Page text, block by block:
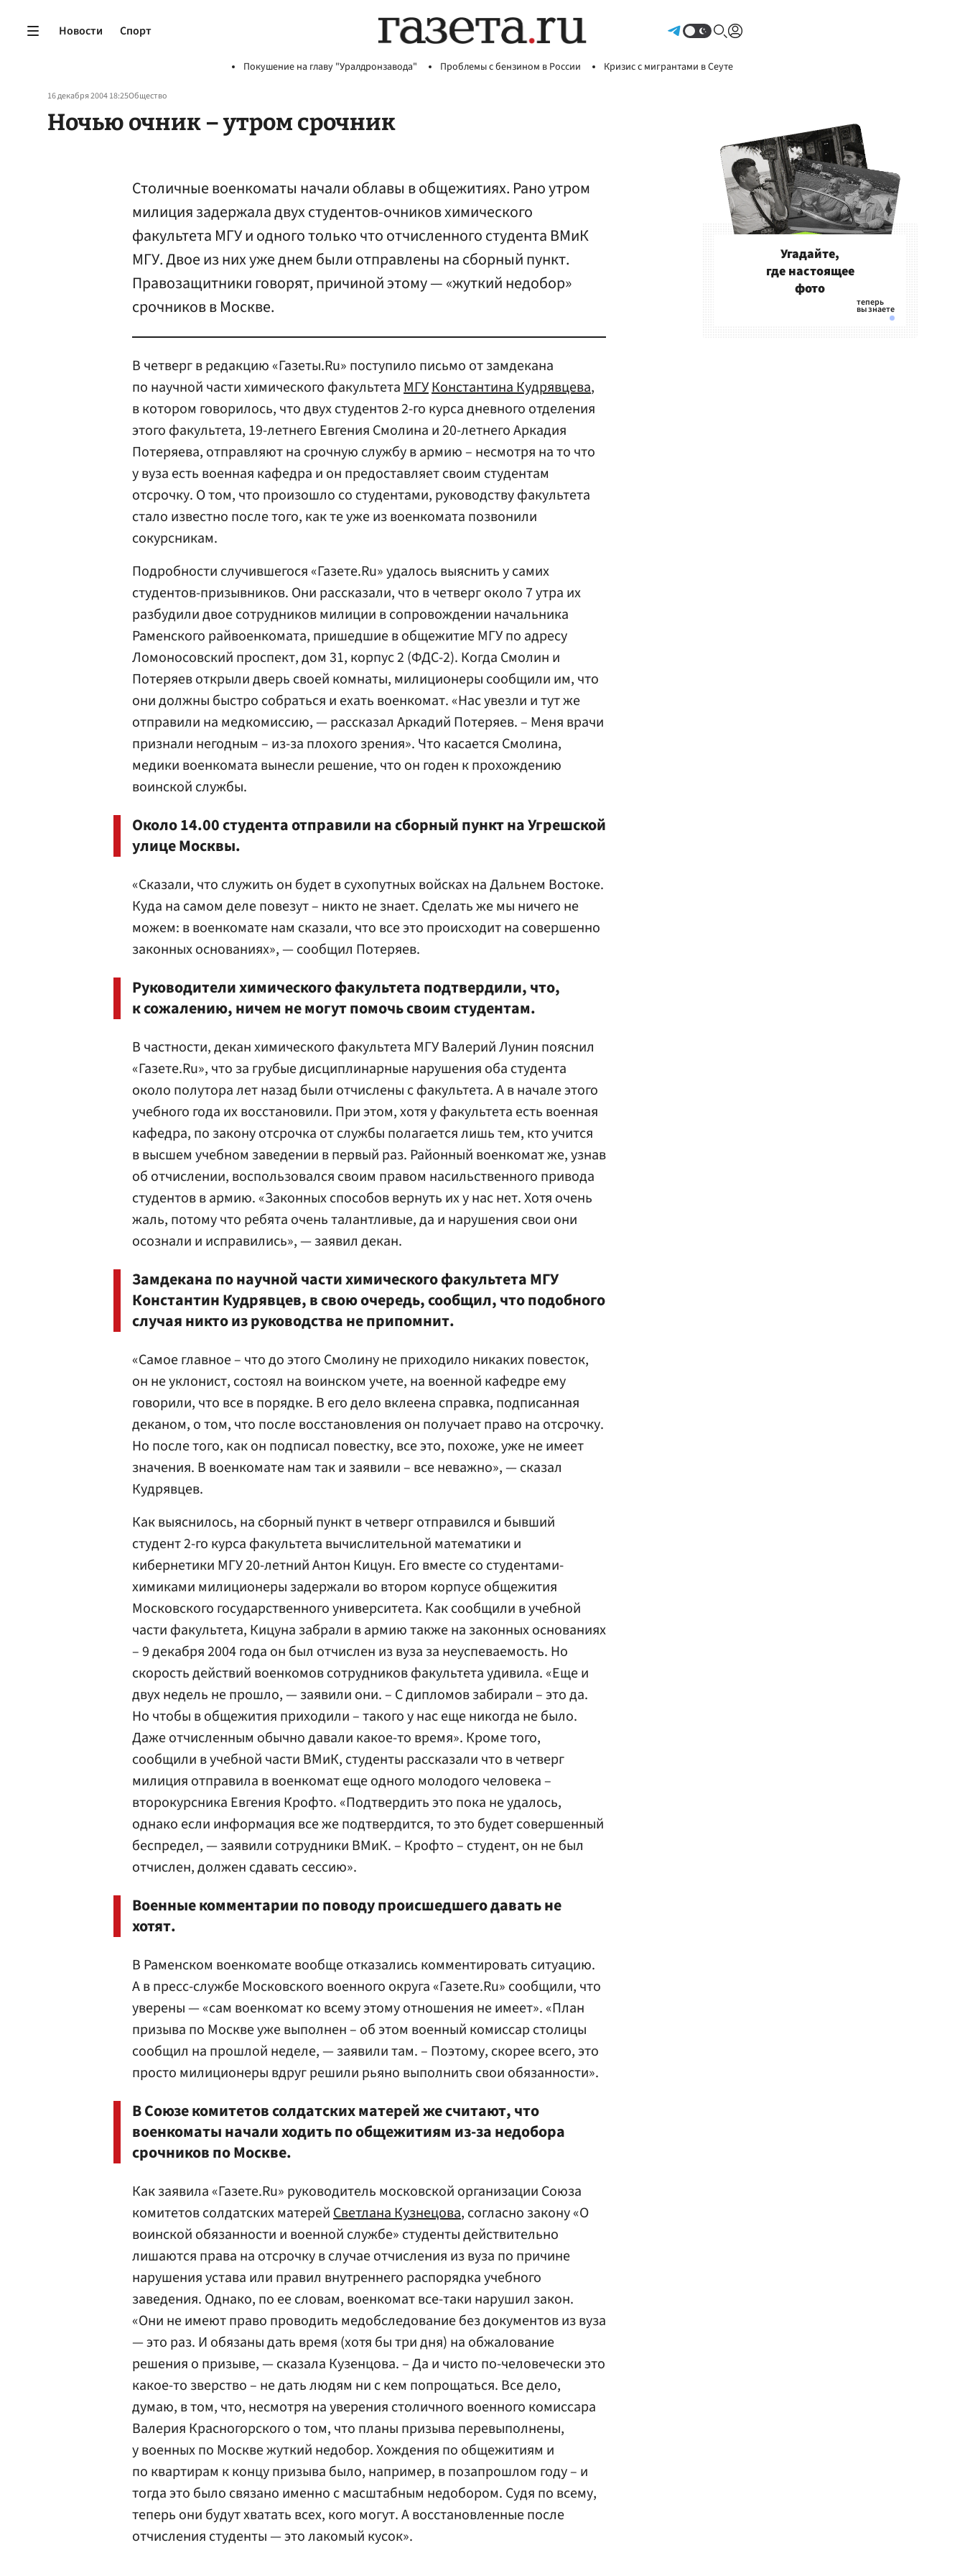
Новости Спорт
Покушение на главу "Уралдронзавода" Проблемы с бензином в России Кризис с мигрантами в Сеуте
16 декабря 2004 18:25Общество
Ночью очник – утром срочник
Столичные военкоматы начали облавы в общежитиях. Рано утром
милиция задержала двух студентов-очников химического
факультета МГУ и одного только что отчисленного студента ВМиК
МГУ. Двое из них уже днем были отправлены на сборный пункт.
Правозащитники говорят, причиной этому — «жуткий недобор»
срочников в Москве.
В четверг в редакцию «Газеты.Ru» поступило письмо от замдекана
по научной части химического факультетаМГУКонстантина Кудрявцева,
в котором говорилось, что двух студентов 2-го курса дневного отделения
этого факультета, 19-летнего Евгения Смолина и 20-летнего Аркадия
Потеряева, отправляют на срочную службу в армию – несмотря на то что
у вуза есть военная кафедра и он предоставляет своим студентам
отсрочку. О том, что произошло со студентами, руководству факультета
стало известно после того, как те уже из военкомата позвонили
сокурсникам.
Подробности случившегося «Газете.Ru» удалось выяснить у самих
студентов-призывников. Они рассказали, что в четверг около 7 утра их
разбудили двое сотрудников милиции в сопровождении начальника
Раменского райвоенкомата, пришедшие в общежитие МГУ по адресу
Ломоносовский проспект, дом 31, корпус 2 (ФДС-2). Когда Смолин и
Потеряев открыли дверь своей комнаты, милиционеры сообщили им, что
они должны быстро собраться и ехать военкомат. «Нас увезли и тут же
отправили на медкомиссию, — рассказал Аркадий Потеряев. – Меня врачи
признали негодным – из-за плохого зрения». Что касается Смолина,
медики военкомата вынесли решение, что он годен к прохождению
воинской службы.
Около 14.00 студента отправили на сборный пункт на Угрешской
улице Москвы.
«Сказали, что служить он будет в сухопутных войсках на Дальнем Востоке.
Куда на самом деле повезут – никто не знает. Сделать же мы ничего не
можем: в военкомате нам сказали, что все это происходит на совершенно
законных основаниях», — сообщил Потеряев.
Руководители химического факультета подтвердили, что,
к сожалению, ничем не могут помочь своим студентам.
В частности, декан химического факультета МГУ Валерий Лунин пояснил
«Газете.Ru», что за грубые дисциплинарные нарушения оба студента
около полутора лет назад были отчислены с факультета. А в начале этого
учебного года их восстановили. При этом, хотя у факультета есть военная
кафедра, по закону отсрочка от службы полагается лишь тем, кто учится
в высшем учебном заведении в первый раз. Районный военкомат же, узнав
об отчислении, воспользовался своим правом насильственного привода
студентов в армию. «Законных способов вернуть их у нас нет. Хотя очень
жаль, потому что ребята очень талантливые, да и нарушения свои они
осознали и исправились», — заявил декан.
Замдекана по научной части химического факультета МГУ
Константин Кудрявцев, в свою очередь, сообщил, что подобного
случая никто из руководства не припомнит.
«Самое главное – что до этого Смолину не приходило никаких повесток,
он не уклонист, состоял на воинском учете, на военной кафедре ему
говорили, что все в порядке. В его дело вклеена справка, подписанная
деканом, о том, что после восстановления он получает право на отсрочку.
Но после того, как он подписал повестку, все это, похоже, уже не имеет
значения. В военкомате нам так и заявили – все неважно», — сказал
Кудрявцев.
Как выяснилось, на сборный пункт в четверг отправился и бывший
студент 2-го курса факультета вычислительной математики и
кибернетики МГУ 20-летний Антон Кицун. Его вместе со студентами-
химиками милиционеры задержали во втором корпусе общежития
Московского государственного университета. Как сообщили в учебной
части факультета, Кицуна забрали в армию также на законных основаниях
– 9 декабря 2004 года он был отчислен из вуза за неуспеваемость. Но
скорость действий военкомов сотрудников факультета удивила. «Еще и
двух недель не прошло, — заявили они. – С дипломов забирали – это да.
Но чтобы в общежития приходили – такого у нас еще никогда не было.
Даже отчисленным обычно давали какое-то время». Кроме того,
сообщили в учебной части ВМиК, студенты рассказали что в четверг
милиция отправила в военкомат еще одного молодого человека –
второкурсника Евгения Крофто. «Подтвердить это пока не удалось,
однако если информация все же подтвердится, то это будет совершенный
беспредел, — заявили сотрудники ВМиК. – Крофто – студент, он не был
отчислен, должен сдавать сессию».
Военные комментарии по поводу происшедшего давать не
хотят.
В Раменском военкомате вообще отказались комментировать ситуацию.
А в пресс-службе Московского военного округа «Газете.Ru» сообщили, что
уверены — «сам военкомат ко всему этому отношения не имеет». «План
призыва по Москве уже выполнен – об этом военный комиссар столицы
сообщил на прошлой неделе, — заявили там. – Поэтому, скорее всего, это
просто милиционеры вдруг решили рьяно выполнить свои обязанности».
В Союзе комитетов солдатских матерей же считают, что
военкоматы начали ходить по общежитиям из-за недобора
срочников по Москве.
Как заявила «Газете.Ru» руководитель московской организации Союза
комитетов солдатских матерейСветлана Кузнецова, согласно закону «О
воинской обязанности и военной службе» студенты действительно
лишаются права на отсрочку в случае отчисления из вуза по причине
нарушения устава или правил внутреннего распорядка учебного
заведения. Однако, по ее словам, военкомат все-таки нарушил закон.
«Они не имеют право проводить медобследование без документов из вуза
— это раз. И обязаны дать время (хотя бы три дня) на обжалование
решения о призыве, — сказала Кузенцова. – Да и чисто по-человечески это
какое-то зверство – не дать людям ни с кем попрощаться. Все дело,
думаю, в том, что, несмотря на уверения столичного военного комиссара
Валерия Красногорского о том, что планы призыва перевыполнены,
у военных по Москве жуткий недобор. Хождения по общежитиям и
по квартирам к концу призыва было, например, в позапрошлом году – и
тогда это было связано именно с масштабным недобором. Судя по всему,
теперь они будут хватать всех, кого могут. А восстановленные после
отчисления студенты — это лакомый кусок».
Угадайте,
где настоящее
фото